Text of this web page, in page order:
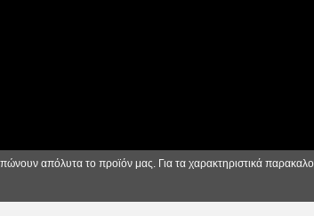
απόλυτα το προϊόν μας. Για τα χαρακτηριστικά